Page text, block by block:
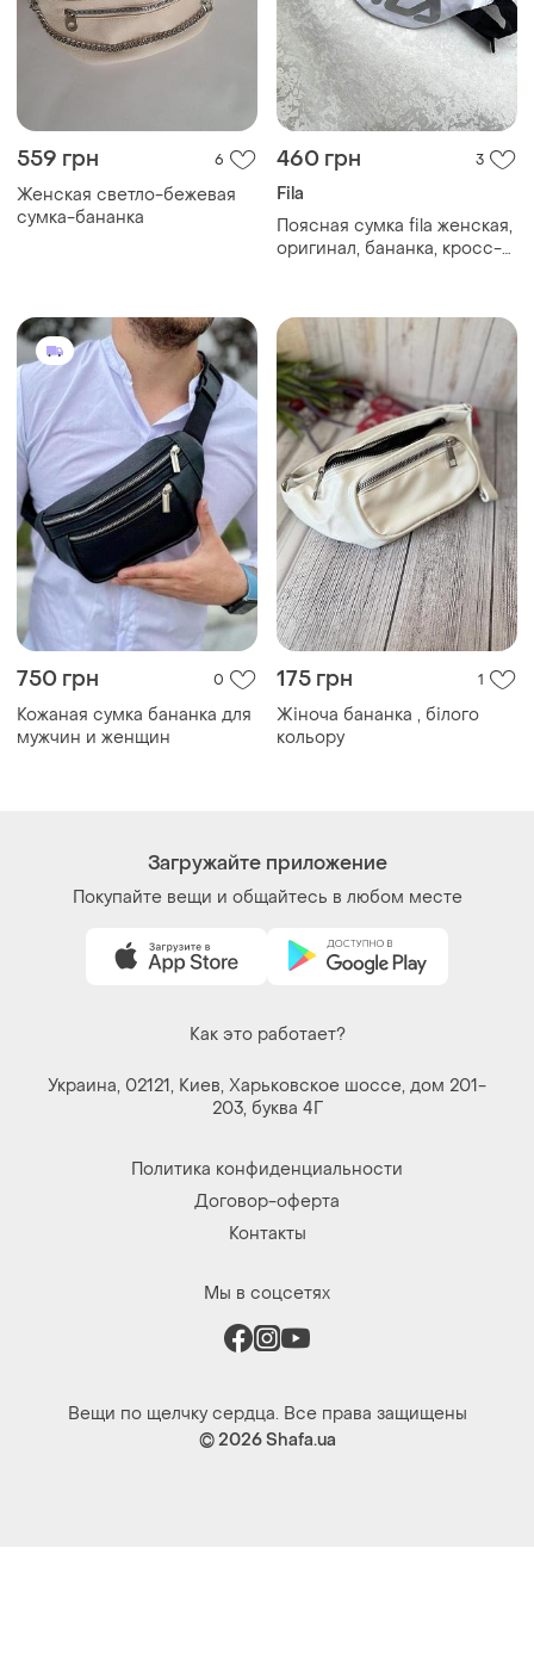
559 грн
Женская светло-бежевая
460 грн 3
Fila
Поясная сумка fila женская,
оригинал, бананка, кросс-
боди, сумка кошелек, на
пояс
750 грн 0
Кожаная сумка бананка для
мужчин и женщин
175 грн
Жіноча бананка , білого
кольору
Загружайте приложение
Покупайте вещи и общайтесь в любом месте
Как это работает?
Украина, 02121, Киев, Харьковское шоссе, дом 201-
203, буква 4Г
Политика конфиденциальности
Контакты
© 2026Shafa.ua